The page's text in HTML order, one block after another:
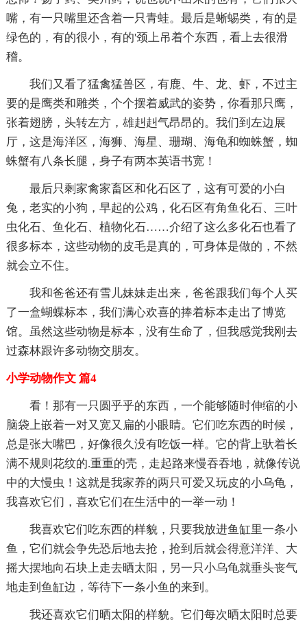
嘴，有一只嘴里还含着一只青蛙。最后是蜥蜴类，有的是
绿色的，有的很小，有的'颈上吊着个东西，看上去很滑
稽。
我们又看了猛禽猛兽区，有鹿、牛、龙、虾，不过主
要的是鹰类和雕类，个个摆着威武的姿势，你看那只鹰，
张着翅膀，头转左方，雄赳赳气昂昂的。我们到左边展
厅，这是海洋区，海狮、海星、珊瑚、海龟和蜘蛛蟹，蜘
蛛蟹有八条长腿，身子有两本英语书宽！
最后只剩家禽家畜区和化石区了，这有可爱的小白
兔，老实的小狗，早起的公鸡，化石区有角鱼化石、三叶
虫化石、鱼化石、植物化石……介绍了这么多化石也看了
很多标本，这些动物的皮毛是真的，可身体是做的，不然
就会立不住。
我和爸爸还有雪儿妹妹走出来，爸爸跟我们每个人买
了一盒蝴蝶标本，我们满心欢喜的捧着标本走出了博览
馆。虽然这些动物是标本，没有生命了，但我感觉我刚去
过森林跟许多动物交朋友。
小学动物作文 篇4
看！那有一只圆乎乎的东西，一个能够随时伸缩的小
脑袋上嵌着一对又宽又扁的小眼睛。它们吃东西的时候，
总是张大嘴巴，好像很久没有吃饭一样。它的背上驮着长
满不规则花纹的.重重的壳，走起路来慢吞吞地，就像传说
中的大慢虫！这就是我家养的两只可爱又玩皮的小乌龟，
我喜欢它们，喜欢它们在生活中的一举一动！
我喜欢它们吃东西的样貌，只要我放进鱼缸里一条小
鱼，它们就会争先恐后地去抢，抢到后就会得意洋洋、大
摇大摆地向石块上走去晒太阳，另一只小乌龟就垂头丧气
地走到鱼缸边，等待下一条小鱼的来到。
我还喜欢它们晒太阳的样貌。它们每次晒太阳时总要